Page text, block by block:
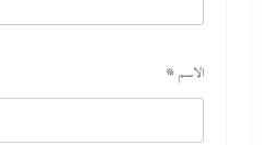
الاسم *
اتهامات مخابراتية غربية: إيران